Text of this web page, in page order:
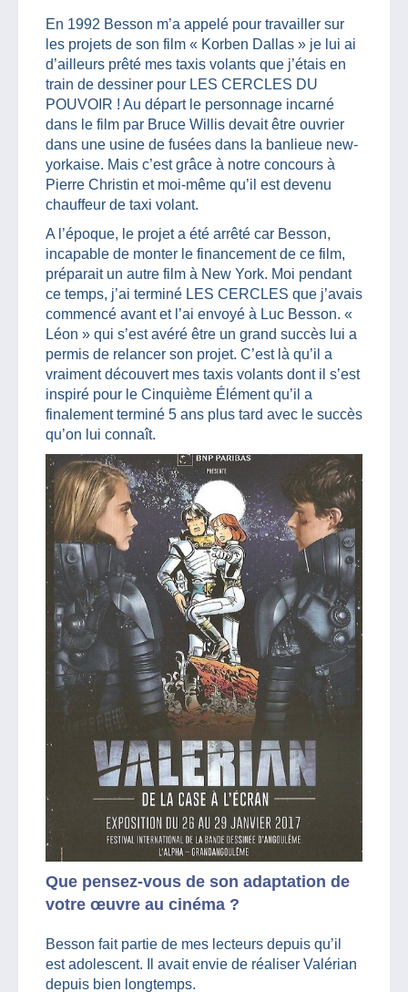
En 1992 Besson m’a appelé pour travailler sur
les projets de son film « Korben Dallas » je lui ai
d’ailleurs prêté mes taxis volants que j’étais en
train de dessiner pour LES CERCLES DU
POUVOIR ! Au départ le personnage incarné
dans le film par Bruce Willis devait être ouvrier
dans une usine de fusées dans la banlieue new-
yorkaise. Mais c’est grâce à notre concours à
Pierre Christin et moi-même qu’il est devenu
chauffeur de taxi volant.
A l’époque, le projet a été arrêté car Besson,
incapable de monter le financement de ce film,
préparait un autre film à New York. Moi pendant
ce temps, j’ai terminé LES CERCLES que j’avais
commencé avant et l’ai envoyé à Luc Besson. «
Léon » qui s’est avéré être un grand succès lui a
permis de relancer son projet. C’est là qu’il a
vraiment découvert mes taxis volants dont il s’est
inspiré pour le Cinquième Élément qu’il a
finalement terminé 5 ans plus tard avec le succès
qu’on lui connaît.
Que pensez-vous de son adaptation de
votre œuvre au cinéma ?
Besson fait partie de mes lecteurs depuis qu’il
est adolescent. Il avait envie de réaliser Valérian
depuis bien longtemps.